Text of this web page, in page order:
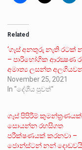
Related
‘ගෑස් අනතුරු නැති රටක්
– පාරිභෝගික ආරක්‍ෂණ
අමාත්‍ය ලසන්ත
November 25, 2021
In "දේශීය පුවත්"
ගෑස් පිපිරීම්
සොයන්න රහසිගත
පරීක්ෂණයක් කරනවා –
ජොන්ස්ටන් නන් දොඩවයි